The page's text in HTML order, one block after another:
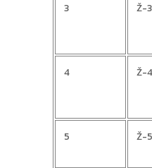
3 Ž-3
4 Ž-4
5 Ž-5